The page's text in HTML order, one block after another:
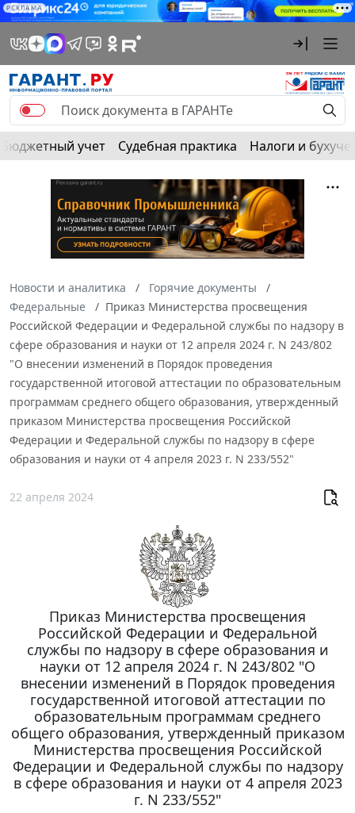
РЕКЛАМА
Бюджетный учет Судебная практика Налоги и
Новости и аналитика
Горячие документы
Федеральные
Приказ Министерства просвещения
Российской Федерации и Федеральной службы по надзору в
сфере образования и науки от 12 апреля 2024 г. N 243/802
"О внесении изменений в Порядок проведения
государственной итоговой аттестации по образовательным
программам среднего общего образования, утвержденный
приказом Министерства просвещения Российской
Федерации и Федеральной службы по надзору в сфере
образования и науки от 4 апреля 2023 г. N 233/552"
22 апреля 2024
Приказ Министерства просвещения
Российской Федерации и Федеральной
службы по надзору в сфере образования и
науки от 12 апреля 2024 г. N 243/802 "О
внесении изменений в Порядок проведения
государственной итоговой аттестации по
образовательным программам среднего
общего образования, утвержденный приказом
Министерства просвещения Российской
Федерации и Федеральной службы по надзору
в сфере образования и науки от 4 апреля 2023
г. N 233/552"